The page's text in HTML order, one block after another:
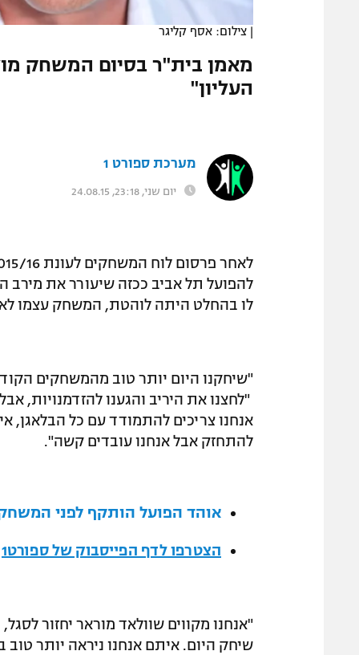
המגזין
| צילום: אסף קליגר
העליון"
מערכת ספורט 1
יום שני, 23:18, 24.08.15
להפועל תל אביב ככזה שיעורר את מירב
לו בהחלט היתה לוהטת, המשחק עצמו לא
"שיחקנו היום יותר טוב מהמשחקים
אנחנו צריכים להתמודד עם כל הבלאגן,
להתחזק אבל אנחנו עובדים קשה".
אוהד הפועל הותקף לפני
הצטרפו לדף הפייסבוק של ספורט1
"אנחנו מקווים שוולאד מוראר יחזור
שיחק היום. איתם אנחנו ניראה יותר טוב